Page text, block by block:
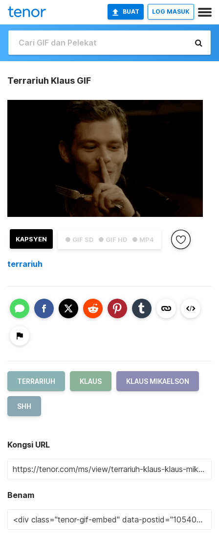
BUAT LOG MASUK
Terrariuh Klaus GIF
● GIF SD ● GIF HD ● MP4
KAPSYEN
terrariuh
TERRARIUH KLAUS KLAUS MIKAELSON
SHH
Kongsi URL
Benam